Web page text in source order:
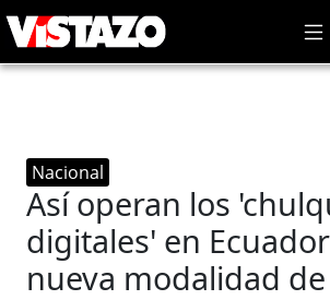
Nacional
Así operan los
digitales' en
nueva modalidad